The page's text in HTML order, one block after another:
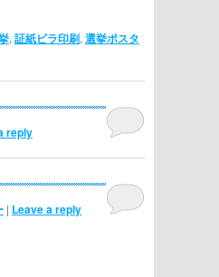
, 証紙ビラ印刷, 選挙ポスタ
reply
| Leave a reply